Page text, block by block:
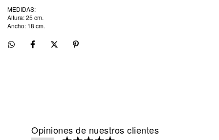
MEDIDAS:
Altura: 25 cm.
Ancho: 18 cm.
Opiniones de nuestros clientes